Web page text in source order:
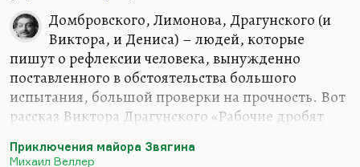
Домбровского, Лимонова, Драгунского (и
Виктора, и Дениса) – людей, которые
пишут о рефлексии человека, вынужденно
поставленного в обстоятельства большого
испытания, большой проверки на прочность. Вот
рассказ Виктора Драгунского «Рабочие дробят
способствует воспитанию уверенности в себе. Ну
Приключения майора Звягина
Михаил Веллер